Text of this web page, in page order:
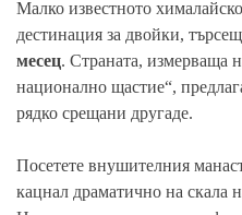
Малко известното
дестинация за двойки,
месец. Страната, измерваща
национално щастие“,
рядко срещани другаде.
Посетете внушителния
кацнал драматично на скала